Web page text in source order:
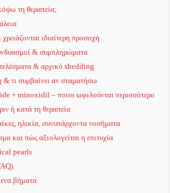
τη θεραπεία;
χρειάζονται ιδιαίτερη προσοχή
& συμπληρώματα
& αρχικό shedding
τι συμβαίνει αν σταματήσω
+ minoxidil – ποιοι ωφελούνται περισσότερο
ή κατά τη θεραπεία
ηλικία, συνυπάρχοντα νοσήματα
και πώς αξιολογείται η επιτυχία
pearls
βήματα